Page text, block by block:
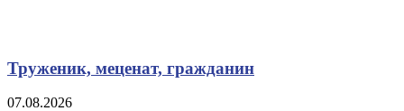
Труженик, меценат, гражданин
07.08.2026